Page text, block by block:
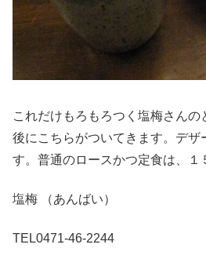
これだけもろもろつく塩梅さん
後にこちらがついてきます。デザ
す。普通のロースかつ定食は、１
塩梅 （あんばい）
TEL0471-46-2244